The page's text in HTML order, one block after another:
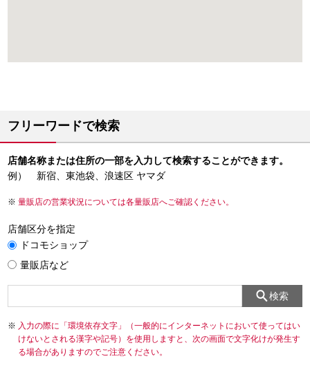
フリーワードで検索
店舗名称または住所の一部を入力して検索することができます。
例） 新宿、東池袋、浪速区 ヤマダ
量販店の営業状況については各量販店へご確認ください。
店舗区分を指定
ドコモショップ
量販店など
検索
入力の際に「環境依存文字」（一般的にインターネットにおいて使ってはい
けないとされる漢字や記号）を使用しますと、次の画面で文字化けが発生す
る場合がありますのでご注意ください。